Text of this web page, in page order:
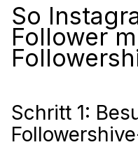
So
Follower
Schritt 1: